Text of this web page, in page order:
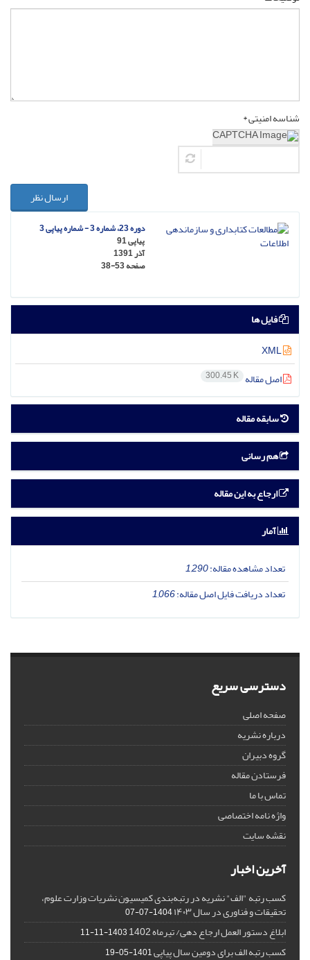
شناسه امنیتی *
ارسال نظر
دوره 23، شماره 3 - شماره پیاپی 3
پیاپی 91
آذر 1391
صفحه38-53
فایل ها
اصل مقاله 300.45 K
سابقه مقاله
هم رسانی
ارجاع به این مقاله
آمار
تعداد مشاهده مقاله:1,290
تعداد دریافت فایل اصل مقاله:1,066
دسترسی سریع
صفحه اصلی
درباره نشریه
گروه دبیران
فرستادن مقاله
تماس با ما
واژه نامه اختصاصی
نقشه سایت
آخرین اخبار
کسب رتبه "الف" نشریه در رتبه‌بندی کمیسیون نشریات وزارت علوم،
تحقیقات و فناوری در سال ۱۴۰۳ 1404-07-07
ابلاغ دستور العمل ارجاع دهی/ تیرماه 1402 1403-11-11
کسب رتبه الف برای دومین سال پیاپی1401-05-19